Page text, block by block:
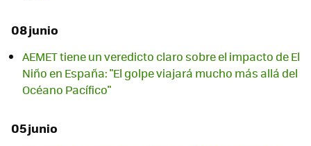
08 junio
AEMET tiene un veredicto claro sobre el impacto de El
Niño en España: "El golpe viajará mucho más allá del
Océano Pacífico"
05 junio